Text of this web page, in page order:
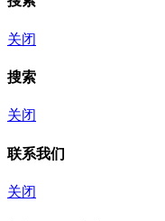
关闭
搜索
关闭
联系我们
关闭